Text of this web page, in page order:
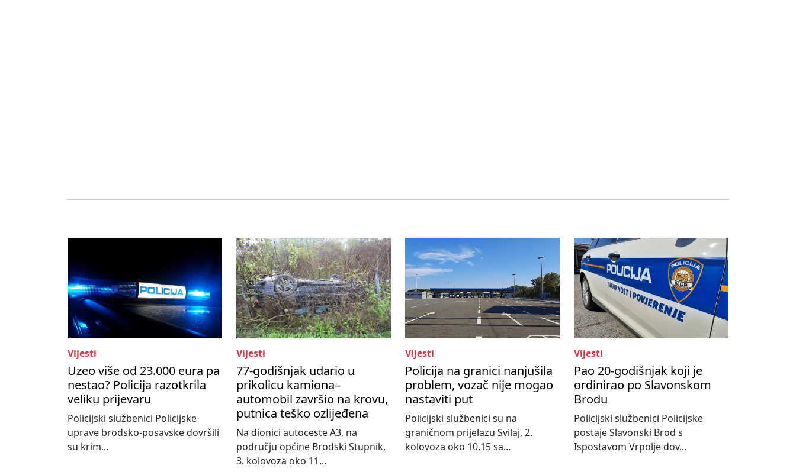
Vijesti
Uzeo više od 23.000 eura pa
nestao? Policija razotkrila
veliku prijevaru
Policijski službenici Policijske
uprave brodsko-posavske dovršili
su krim...
Vijesti
77-godišnjak udario u
prikolicu kamiona–
automobil završio na krovu,
putnica teško ozlijeđena
Na dionici autoceste A3, na
području općine Brodski Stupnik,
3. kolovoza oko 11...
Vijesti
Policija na granici nanjušila
problem, vozač nije mogao
nastaviti put
Policijski službenici su na
graničnom prijelazu Svilaj, 2.
kolovoza oko 10,15 sa...
Vijesti
Pao 20-godišnjak koji je
ordinirao po Slavonskom
Brodu
Policijski službenici Policijske
postaje Slavonski Brod s
Ispostavom Vrpolje dov...